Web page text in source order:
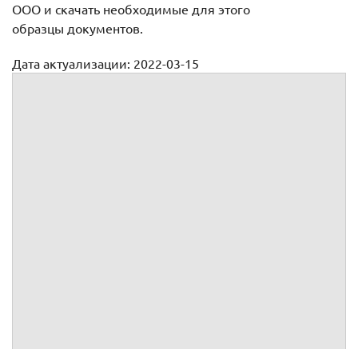
ООО и скачать необходимые для этого
образцы документов.
Дата актуализации: 2022-03-15